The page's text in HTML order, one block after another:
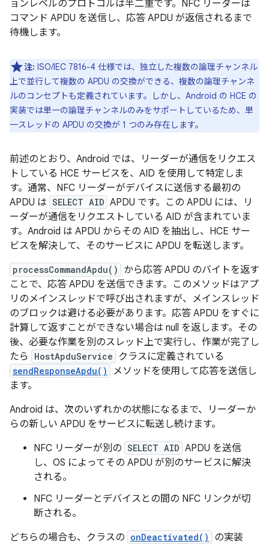
ョンレベルのプロトコルは半二重です。NFC リーダーは
コマンド APDU を送信し、応答 APDU が返信されるまで
待機します。
注: ISO/IEC 7816-4 仕様では、独立した複数の論理チャンネル
上で並行して複数の APDU の交換ができる、複数の論理チャンネ
ルのコンセプトも定義されています。しかし、Android の HCE の
実装では単一の論理チャンネルのみをサポートしているため、単
一スレッドの APDU の交換が 1 つのみ存在します。
前述のとおり、Android では、リーダーが通信をリクエス
トしている HCE サービスを、AID を使用して特定しま
す。通常、NFC リーダーがデバイスに送信する最初の
APDU は SELECT AID APDU です。この APDU には、リ
ーダーが通信をリクエストしている AID が含まれていま
す。Android は APDU からその AID を抽出し、HCE サー
ビスを解決して、そのサービスに APDU を転送します。
processCommandApdu()
から応答 APDU のバイトを返す
ことで、応答 APDU を送信できます。このメソッドはアプ
リのメインスレッドで呼び出されますが、メインスレッド
のブロックは避ける必要があります。応答 APDU をすぐに
計算して返すことができない場合は null を返します。その
後、必要な作業を別のスレッド上で実行し、作業が完了し
たら
HostApduService クラスに定義されている
sendResponseApdu()
メソッドを使用して応答を送信し
ます。
Android は、次のいずれかの状態になるまで、リーダーか
らの新しい APDU をサービスに転送し続けます。
NFC リーダーが別の SELECT AID APDU を送信
し、OS によってその APDU が別のサービスに解決
される。
NFC リーダーとデバイスとの間の NFC リンクが切
断される。
どちらの場合も、クラスの onDeactivated()
の実装